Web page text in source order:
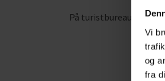
Vi
og
fra
På turistbureauerne